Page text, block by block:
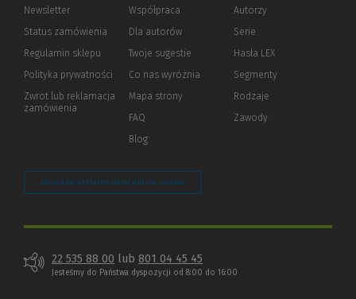
Newsletter
Status zamówienia
Regulamin sklepu
Polityka prywatności (Nowe
(Link
innej
Zwrot lub reklamacja
zamówienia
Współpraca
Dla autorów(Nowe
(Link
innej
strony)
Twoje sugestie
Co nas wyróżnia
Mapa strony
FAQ
Blog
Autorzy
Serie
Hasła LEX
Segmenty
Rodzaje
Zawody
Zarządzaj preferencjami plików cookie
22 535 88 00 lub 801 04 45 45
Jesteśmy do Państwa dyspozycji od 8:00 do 16:00